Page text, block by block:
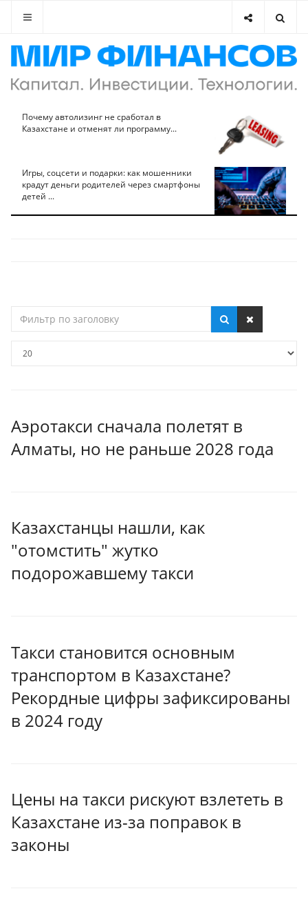
Почему автолизинг не сработал в
Казахстане и отменят ли программу...
Игры, соцсети и подарки: как мошенники
крадут деньги родителей через смартфоны
детей ...
по
Аэротакси сначала полетят в
Алматы, но не раньше 2028 года
Казахстанцы нашли, как
"отомстить" жутко
подорожавшему такси
Такси становится основным
транспортом в Казахстане?
Рекордные цифры зафиксированы
в 2024 году
Цены на такси рискуют взлететь в
Казахстане из-за поправок в
законы